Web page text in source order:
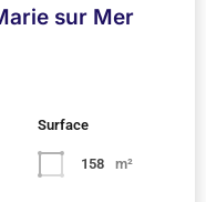
sur Mer
Surface
158 m²